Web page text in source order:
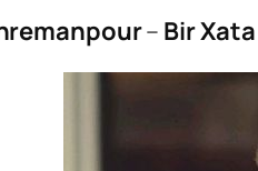
– Bir Xata